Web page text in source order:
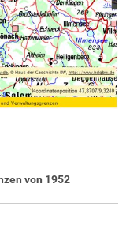
von 1952